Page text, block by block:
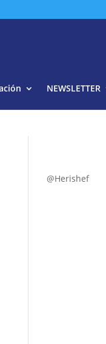
NEWSLETTER
@Herishef